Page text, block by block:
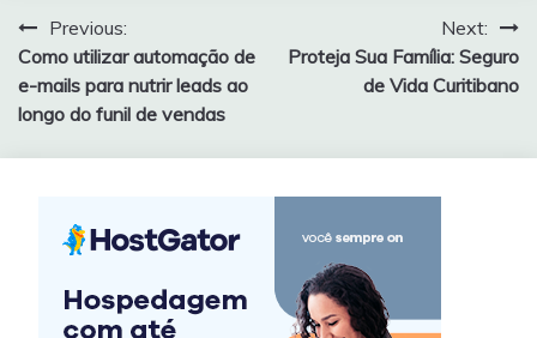
Navegação
de
Post
Previous:
Como utilizar automação de
e-mails para nutrir leads ao
longo do funil de vendas
Next:
Proteja Sua Família: Seguro
de Vida Curitibano